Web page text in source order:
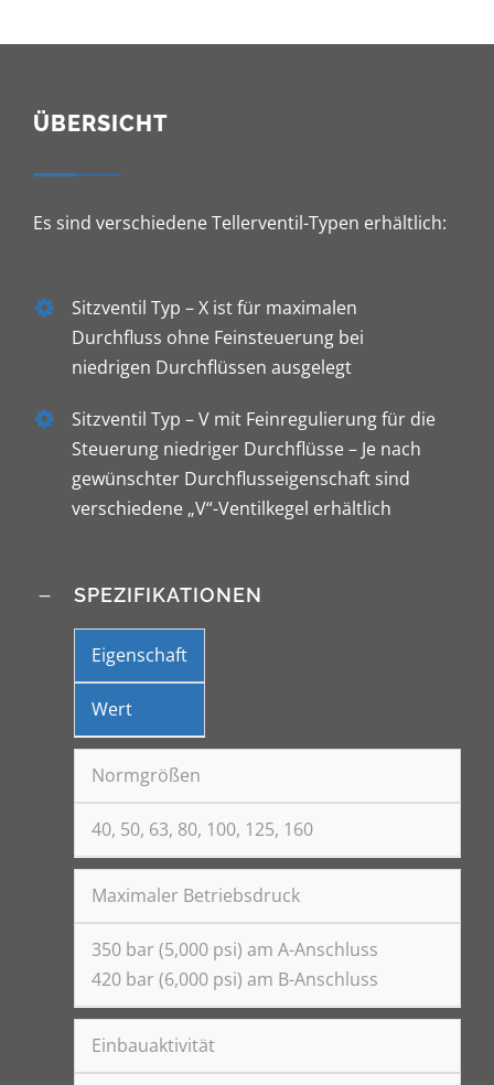
ÜBERSICHT
Es sind verschiedene Tellerventil-Typen erhältlich:
Sitzventil Typ – X ist für maximalen
Durchfluss ohne Feinsteuerung bei
niedrigen Durchflüssen ausgelegt
Sitzventil Typ – V mit Feinregulierung für die
Steuerung niedriger Durchflüsse – Je nach
gewünschter Durchflusseigenschaft sind
verschiedene „V“-Ventilkegel erhältlich
SPEZIFIKATIONEN
Eigenschaft
Wert
Normgrößen
40, 50, 63, 80, 100, 125, 160
Maximaler Betriebsdruck
350 bar (5,000 psi) am A-Anschluss
420 bar (6,000 psi) am B-Anschluss
Einbauaktivität